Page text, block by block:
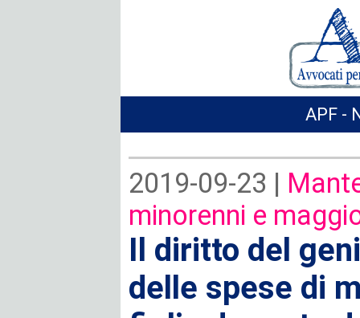
APF -
2019-09-23 |
minorenni e
Il diritto del
delle spese di